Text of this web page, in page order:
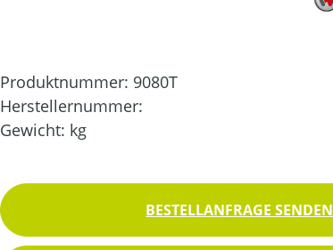
Produktnummer: 9080T
Herstellernummer:
Gewicht: kg
BESTELLANFRAGE SENDEN